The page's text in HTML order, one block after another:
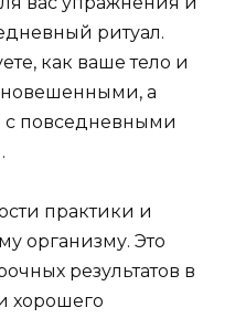
ритуал.
как ваше тело и
а
с повседневными
практики и
организму. Это
результатов в
хорошего